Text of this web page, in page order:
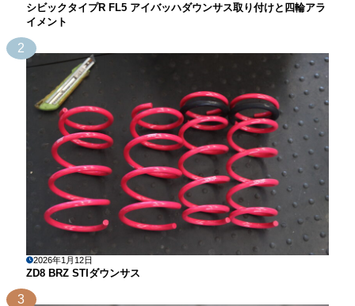
シビックタイプR FL5 アイバッハダウンサス取り付けと四輪アラ
イメント
2
2026年1月12日
ZD8 BRZ STIダウンサス
3